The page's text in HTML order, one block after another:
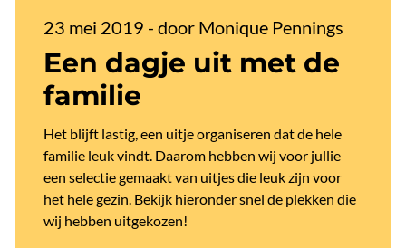
23 mei 2019 - door Monique Pennings
Een dagje uit met de
familie
Het blijft lastig, een uitje organiseren dat de hele
familie leuk vindt. Daarom hebben wij voor jullie
een selectie gemaakt van uitjes die leuk zijn voor
het hele gezin. Bekijk hieronder snel de plekken die
wij hebben uitgekozen!